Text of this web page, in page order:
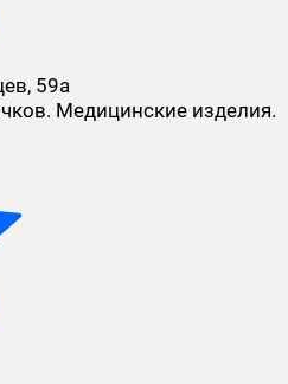
59а
Медицинские изделия.